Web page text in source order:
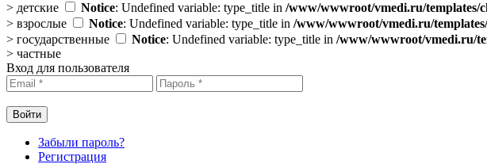
> детские Notice: Undefined variable: type_title in /www/wwwroot/vmedi.ru/templates/
> взрослые Notice: Undefined variable: type_title in /www/wwwroot/vmedi.ru/
> государственные Notice: Undefined variable: type_title in /www/wwwroot/vmedi.ru/
> частные
Вход для пользователя
Забыли пароль?
Регистрация